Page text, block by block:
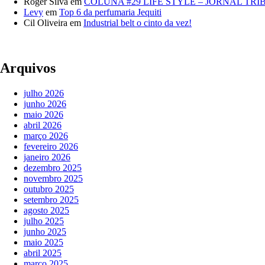
Levy em Top 6 da perfumaria Jequiti
Cil Oliveira em Industrial belt o cinto da vez!
Arquivos
julho 2026
junho 2026
maio 2026
abril 2026
março 2026
fevereiro 2026
janeiro 2026
dezembro 2025
novembro 2025
outubro 2025
setembro 2025
agosto 2025
julho 2025
junho 2025
maio 2025
abril 2025